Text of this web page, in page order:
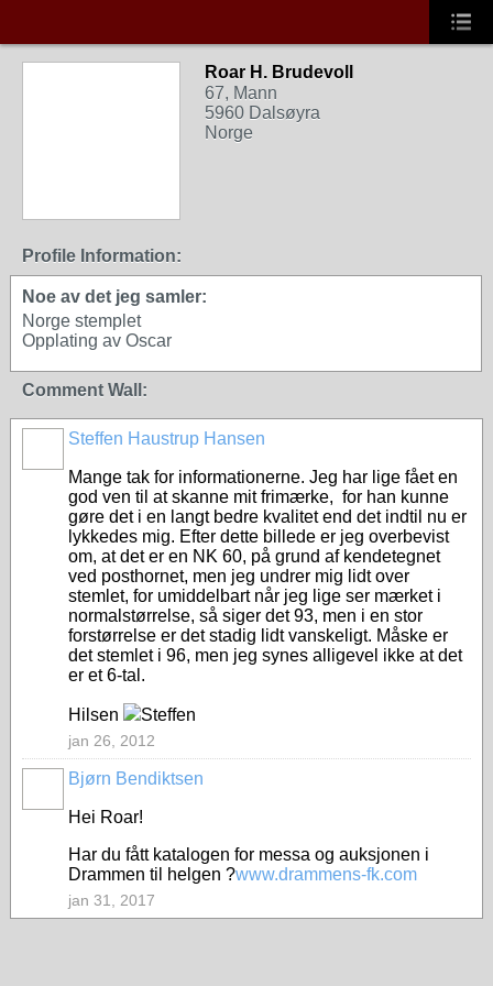
Roar H. Brudevoll
67, Mann
5960 Dalsøyra
Norge
Profile Information:
Noe av det jeg samler:
Norge stemplet
Opplating av Oscar
Comment Wall:
Steffen Haustrup Hansen
Mange tak for informationerne. Jeg har lige fået en
god ven til at skanne mit frimærke, for han kunne
gøre det i en langt bedre kvalitet end det indtil nu er
lykkedes mig. Efter dette billede er jeg overbevist
om, at det er en NK 60, på grund af kendetegnet
ved posthornet, men jeg undrer mig lidt over
stemlet, for umiddelbart når jeg lige ser mærket i
normalstørrelse, så siger det 93, men i en stor
forstørrelse er det stadig lidt vanskeligt. Måske er
det stemlet i 96, men jeg synes alligevel ikke at det
er et 6-tal.
Hilsen Steffen
jan 26, 2012
Bjørn Bendiktsen
Hei Roar!
Har du fått katalogen for messa og auksjonen i
Drammen til helgen ?www.drammens-fk.com
jan 31, 2017